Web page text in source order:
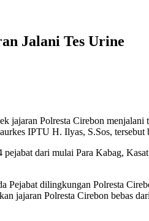
Jalani Tes Urine
jajaran Polresta Cirebon
IPTU H. Ilyas, S.Sos, tersebut
dari mulai Para Kabag,
Pejabat dilingkungan Polresta
jajaran Polresta Cirebon bebas